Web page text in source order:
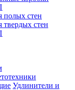
полых стен
стен
Удлинители и